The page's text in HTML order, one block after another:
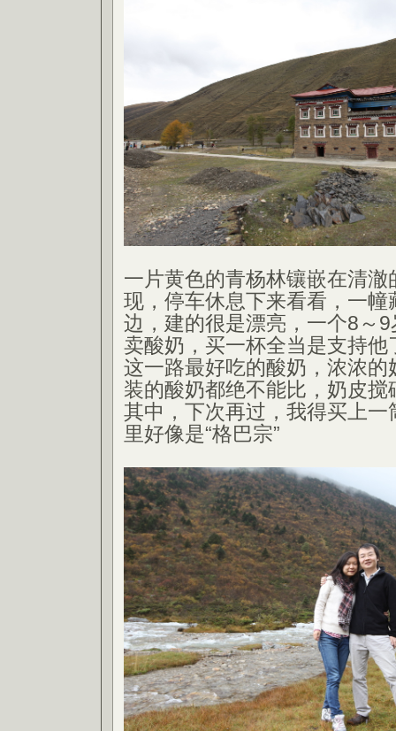
一片黄色的青杨林镶嵌在清澈
现，停车休息下来看看，一幢
边，建的很是漂亮，一个8～
卖酸奶，买一杯全当是支持他
这一路最好吃的酸奶，浓浓的
装的酸奶都绝不能比，奶皮
其中，下次再过，我得买上一
里好像是“格巴宗”